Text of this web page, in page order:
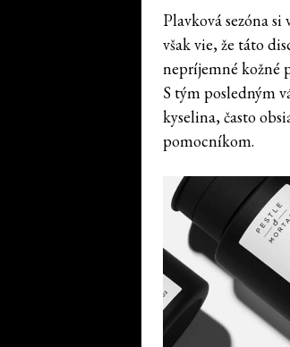
Plavková sezóna
však vie, že táto
nepríjemné kožné
S tým posledným
kyselina, často
pomocníkom.